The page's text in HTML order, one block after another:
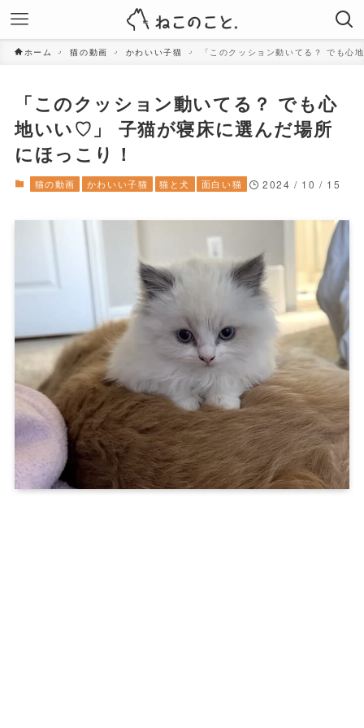
ホーム 猫の動画 かわいい子猫 「このクッション動いてる？ でも
「このクッション動いてる？ でも心
地いい♡」 子猫が寝床に選んだ場所
にほっこり！
猫の動画 かわいい子猫 猫と犬 面白い猫 2024 / 10 / 15